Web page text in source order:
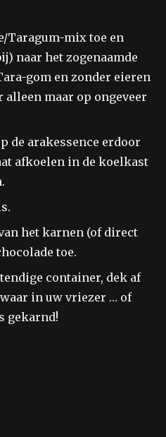
Taragum-mix toe en
naar het zogenaamde
gom en zonder eieren
alleen maar op ongeveer
de arakessence erdoor
afkoelen in de koelkast
het karnen (of direct
toe.
container, dek af
in uw vriezer … of
gekarnd!